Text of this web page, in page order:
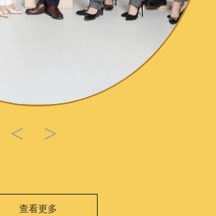
>
<
查看更多